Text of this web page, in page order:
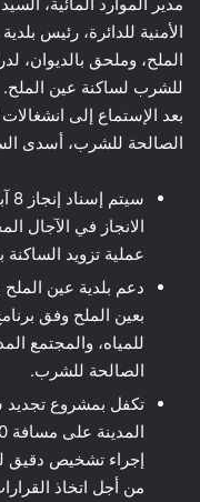
الأمنية للدائرة، رئيس
الملح، وملحق بالديوان،
للشرب لساكنة عين الملح.
بعد الإستماع إلى
الصالحة للشرب، أسدى
الانجاز في الآجال
عملية تزويد
دعم بلدية عين الملح
بعين الملح وفق
للمياه، والمجتمع
الصالحة للشرب.
تكفل بمشروع
إجراء تشخيص دقيق
من أجل اتخاذ